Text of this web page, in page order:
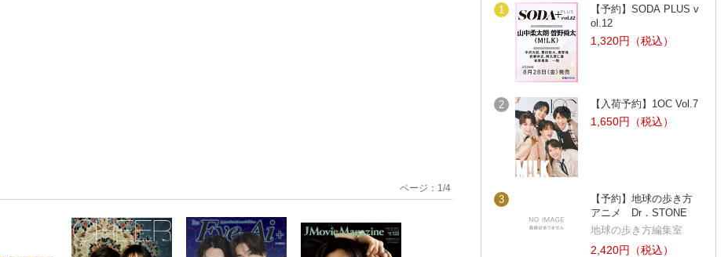
ページ： 1 /4
1
【予約】SODA PLUS v
ol.12
1,320円（税込）
2 【入荷予約】1OC Vol.7
1,650円（税込）
3
【予約】地球の歩き方
アニメ Dr．STONE
地球の歩き方編集室
2,420円（税込）